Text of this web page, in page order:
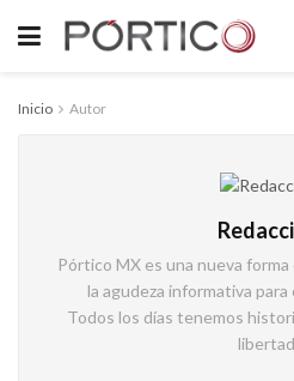
Inicio Autor
Pórtico MX es una nueva
la agudeza informativa
Todos los días tenemos